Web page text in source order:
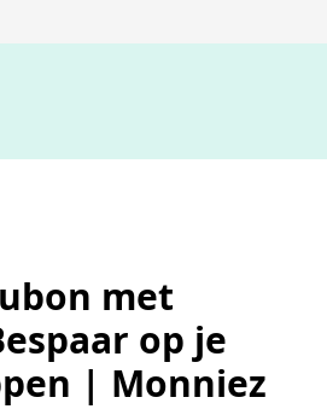
met
op je
| Monniez